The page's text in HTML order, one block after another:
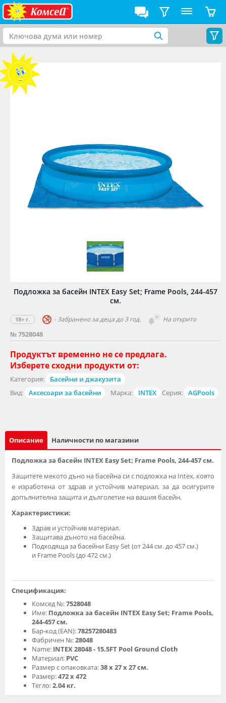
Подложка за басейн INTEX Easy Set; Frame Pools, 244-457
см.
№ 7528048
Продуктът временно не се предлага.
Изберете сходни продукти от:
Категория:
Басейни и джакузита
Вид:
Аксесоари за басейни Марка: INTEX Серия: AGPools
18+ г. - Забранено за деца до 3 год. На открито
Описание Наличности по магазини
Подложка за басейн INTEX Easy Set; Frame Pools, 244-457 см.
Защитете мекото дъно на басейна си с подложка на Intex, която
е изработена от здрав и устойчив материал, за да осигурите
допълнителна защита и дълголетие на вашия басейн.
Характеристики:
Здрав и устойчив материал.
Защитава дъното на басейна.
Подходяща за басейни Easy Set (от 244 см. до 457 см.)
и Frame Pools (до 472 см.)
Спецификация:
Комсед №:7528048
Име: Подложка за басейн INTEX Easy Set; Frame Pools,
244-457 см.
Бар-код (EAN):78257280483
Фабричен №:28048
Name: INTEX 28048 - 15.5FT Pool Ground Cloth
Материал: PVC
Размер с опаковката:38 х 27 х 27 см.
Размер:472 х 472
Тегло:2.04 кг.